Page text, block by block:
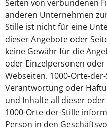
Seiten von verbundenen
anderen Unternehmen
Stille ist nicht für eine
dieser Angebote oder
keine Gewähr für die
oder Einzelpersonen
Webseiten. 1000-Orte-
Verantwortung oder
und Inhalte all dieser
1000-Orte-der-Stille
Person in den